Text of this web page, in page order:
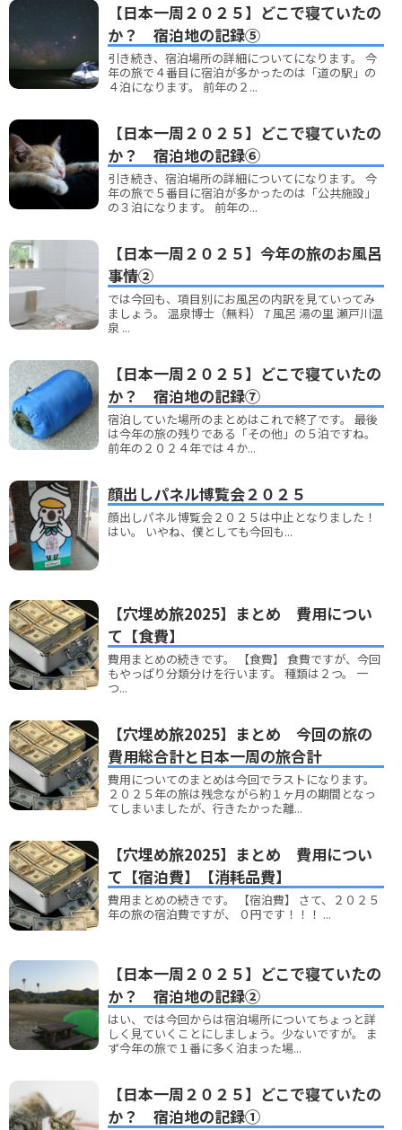
【日本一周２０２５】どこで寝ていたの
か？ 宿泊地の記録⑤
引き続き、宿泊場所の詳細についてになります。 今
年の旅で４番目に宿泊が多かったのは「道の駅」の
４泊になります。 前年の２...
【日本一周２０２５】どこで寝ていたの
か？ 宿泊地の記録⑥
引き続き、宿泊場所の詳細についてになります。 今
年の旅で５番目に宿泊が多かったのは「公共施設」
の３泊になります。 前年の...
【日本一周２０２５】今年の旅のお風呂
事情②
では今回も、項目別にお風呂の内訳を見ていってみ
ましょう。 温泉博士（無料） 7 風呂 湯の里 瀬戸川温
泉 ...
【日本一周２０２５】どこで寝ていたの
か？ 宿泊地の記録⑦
宿泊していた場所のまとめはこれで終了です。 最後
は今年の旅の残りである「その他」の５泊ですね。
前年の２０２４年では４か...
顔出しパネル博覧会２０２５
顔出しパネル博覧会２０２５は中止となりました！
はい。 いやね、僕としても今回も...
【穴埋め旅2025】まとめ 費用につい
て【食費】
費用まとめの続きです。 【食費】 食費ですが、今回
もやっぱり分類分けを行います。 種類は２つ。 一
つ...
【穴埋め旅2025】まとめ 今回の旅の
費用総合計と日本一周の旅合計
費用についてのまとめは今回でラストになります。
２０２５年の旅は残念ながら約１ヶ月の期間となっ
てしまいましたが、行きたかった離...
【穴埋め旅2025】まとめ 費用につい
て【宿泊費】【消耗品費】
費用まとめの続きです。 【宿泊費】 さて、２０２５
年の旅の宿泊費ですが、 ０円です！！！ ...
【日本一周２０２５】どこで寝ていたの
か？ 宿泊地の記録②
はい、では今回からは宿泊場所についてちょっと詳
しく見ていくことにしましょう。少ないですが。 ま
ず今年の旅で１番に多く泊まった場...
【日本一周２０２５】どこで寝ていたの
か？ 宿泊地の記録①